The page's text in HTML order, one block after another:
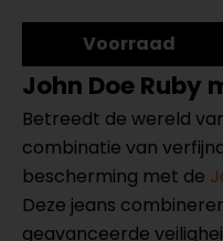
Voorraad
John Doe Ruby
Betreedt de wereld
combinatie van
bescherming met de
Deze jeans
geavanceerde